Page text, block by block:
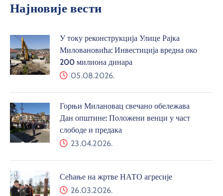
Најновије вести
У току реконструкција Улице Рајка
Миловановића: Инвестиција вредна око
200 милиона динара
05.08.2026.
Горњи Милановац свечано обележава
Дан општине: Положени венци у част
слободе и предака
23.04.2026.
Сећање на жртве НАТО агресије
26.03.2026.